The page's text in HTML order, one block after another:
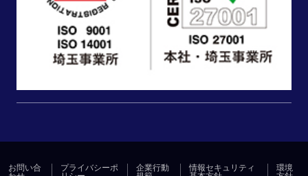
お問い合
プライバシーポ
企業行動
情報セキュリティ
環境